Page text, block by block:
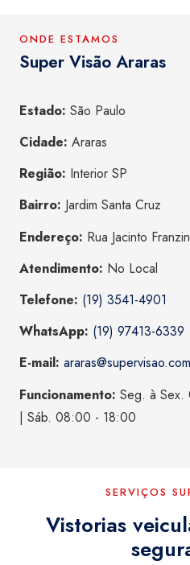
ONDE ESTAMOS
Super Visão Araras
Estado: São Paulo
Cidade: Araras
Região: Interior SP
Bairro: Jardim Santa Cruz
Endereço: Rua Jacinto
Atendimento: No Local
Telefone: (19) 3541-4901
WhatsApp: (19) 97413-6339
E-mail: araras@supervisao.com
Funcionamento: Seg. à
| Sáb. 08:00 - 18:00
SERVIÇOS
Vistorias